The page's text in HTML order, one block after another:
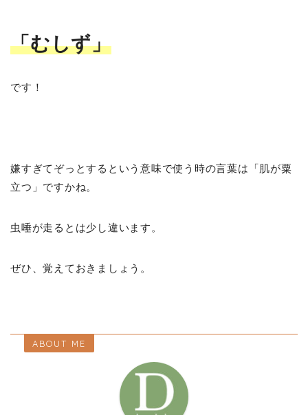
「むしず」
です！
嫌すぎてぞっとするという意味で使う時の言葉は「肌が粟
立つ」ですかね。
虫唾が走るとは少し違います。
ぜひ、覚えておきましょう。
ABOUT ME